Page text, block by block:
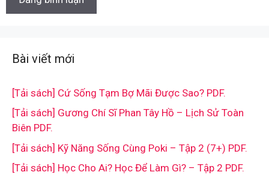
Bài viết mới
[Tải sách] Cứ Sống Tạm Bợ Mãi Được Sao? PDF.
[Tải sách] Gương Chí Sĩ Phan Tây Hồ – Lịch Sử Toàn
Biên PDF.
[Tải sách] Kỹ Năng Sống Cùng Poki – Tập 2 (7+) PDF.
[Tải sách] Học Cho Ai? Học Để Làm Gì? – Tập 2 PDF.